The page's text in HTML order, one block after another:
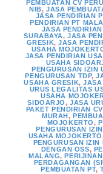
PEMBUATAN CV
NIB,JASA
JASA PENDIRIAN
PENDIRIAN PT
JASA
SURABAYA,JASA
GRESIK,JASA
USAHA
JASA PENDIRIAN
USAHA
PENGURUSAN IZIN
PENGURUSAN TDP,
USAHA GRESIK,JASA
URUS LEGALITAS
USAHA
SIDOARJO,JASA
PAKET PENDIRIAN CV
MURAH,
MOJOKERTO,
PENGURUSAN
USAHA MOJOKERTO
PENGURUSAN
DENGAN OSS,
MALANG,
PERDAGANGAN
PEMBUATAN PT,